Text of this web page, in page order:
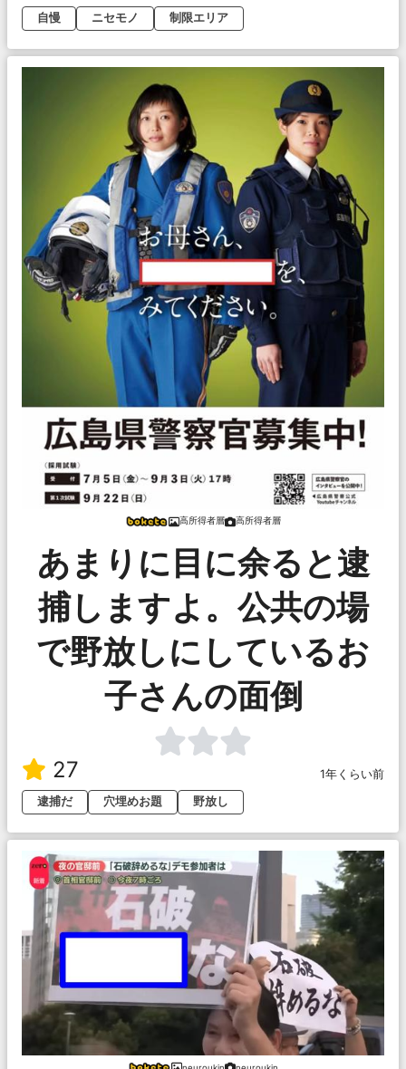
自慢
ニセモノ 制限エリア
高所得者層 高所得者層
あまりに目に余ると逮
捕しますよ。公共の場
で野放しにしているお
子さんの面倒
27
1年くらい前
逮捕だ
穴埋めお題 野放し